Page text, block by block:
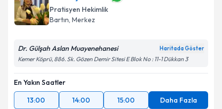
Pratisyen Hekimlik
Bartın, Merkez
Dr. Gülşah Aslan Muayenehanesi Haritada Göster
Kemer Köprü, 886. Sk. Gözen Demir Sitesi E Blok No : 11-1 Dükkan 3
En Yakın Saatler
13:00
14:00 15:00 Daha Fazla